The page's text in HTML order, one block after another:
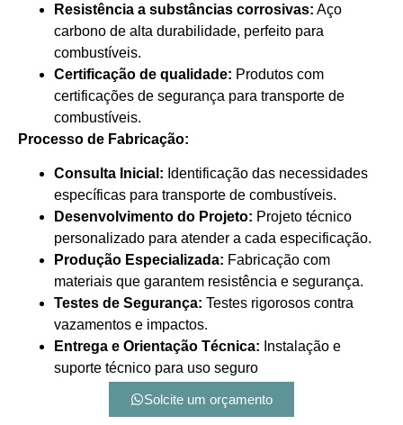
Resistência a substâncias corrosivas: Aço
carbono de alta durabilidade, perfeito para
combustíveis.
Certificação de qualidade: Produtos com
certificações de segurança para transporte de
combustíveis.
Processo de Fabricação:
Consulta Inicial: Identificação das necessidades
específicas para transporte de combustíveis.
Desenvolvimento do Projeto: Projeto técnico
personalizado para atender a cada especificação.
Produção Especializada: Fabricação com
materiais que garantem resistência e segurança.
Testes de Segurança: Testes rigorosos contra
vazamentos e impactos.
Entrega e Orientação Técnica: Instalação e
suporte técnico para uso seguro
Solcite um orçamento